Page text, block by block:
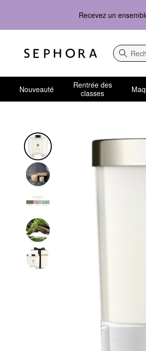
Recevez un
Nouveauté
Rentrée des
classes